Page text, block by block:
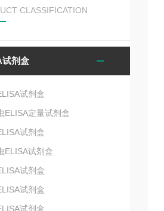
CLASSIFICATION
试剂盒
试剂盒
ELISA定量试剂盒
试剂盒
ELISA试剂盒
试剂盒
试剂盒
试剂盒